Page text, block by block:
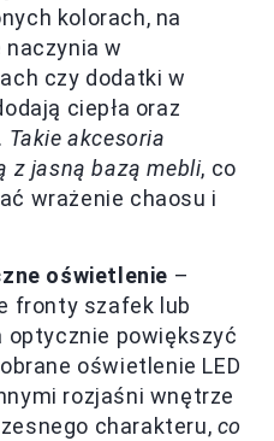
kolorach, na
naczynia w
czy dodatki w
ciepła oraz
Takie akcesoria
z jasną bazą mebli, co
wrażenie chaosu i
oświetlenie –
fronty szafek lub
optycznie powiększyć
oświetlenie LED
rozjaśni wnętrze
charakteru, co